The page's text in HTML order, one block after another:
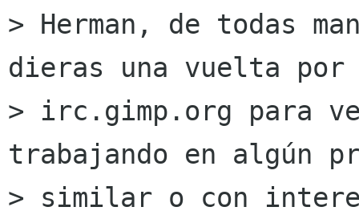
> Herman, de todas
dieras una vuelta
> irc.gimp.org para
trabajando en algún
> similar o con